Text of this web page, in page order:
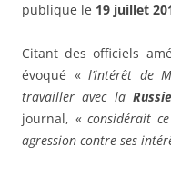
publique le 19 juillet
Citant des officiels
évoqué «l’intérêt de
travailler avec laRussie
journal, «considérait
agression contre ses